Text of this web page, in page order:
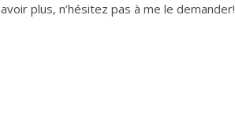
plus, n’hésitez pas à me le demander!